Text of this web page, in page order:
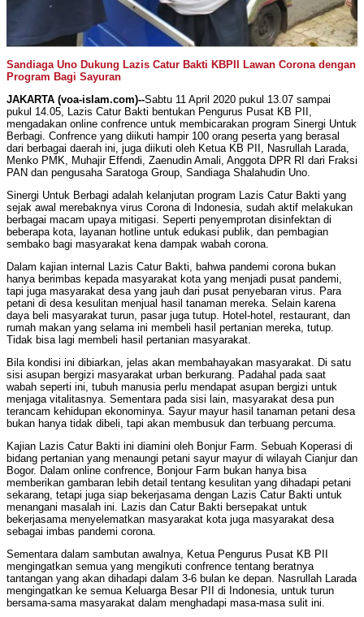
Sandiaga Uno Dukung Lazis Catur Bakti KBPII Lawan Corona dengan
Program Bagi Sayuran
JAKARTA (voa-islam.com)--Sabtu 11 April 2020 pukul 13.07 sampai
pukul 14.05, Lazis Catur Bakti bentukan Pengurus Pusat KB PII,
mengadakan online confrence untuk membicarakan program Sinergi Untuk
Berbagi. Confrence yang diikuti hampir 100 orang peserta yang berasal
dari berbagai daerah ini, juga diikuti oleh Ketua KB PII, Nasrullah Larada,
Menko PMK, Muhajir Effendi, Zaenudin Amali, Anggota DPR RI dari Fraksi
PAN dan pengusaha Saratoga Group, Sandiaga Shalahudin Uno.
Sinergi Untuk Berbagi adalah kelanjutan program Lazis Catur Bakti yang
sejak awal merebaknya virus Corona di Indonesia, sudah aktif melakukan
berbagai macam upaya mitigasi. Seperti penyemprotan disinfektan di
beberapa kota, layanan hotline untuk edukasi publik, dan pembagian
sembako bagi masyarakat kena dampak wabah corona.
Dalam kajian internal Lazis Catur Bakti, bahwa pandemi corona bukan
hanya berimbas kepada masyarakat kota yang menjadi pusat pandemi,
tapi juga masyarakat desa yang jauh dari pusat penyebaran virus. Para
petani di desa kesulitan menjual hasil tanaman mereka. Selain karena
daya beli masyarakat turun, pasar juga tutup. Hotel-hotel, restaurant, dan
rumah makan yang selama ini membeli hasil pertanian mereka, tutup.
Tidak bisa lagi membeli hasil pertanian masyarakat.
Bila kondisi ini dibiarkan, jelas akan membahayakan masyarakat. Di satu
sisi asupan bergizi masyarakat urban berkurang. Padahal pada saat
wabah seperti ini, tubuh manusia perlu mendapat asupan bergizi untuk
menjaga vitalitasnya. Sementara pada sisi lain, masyarakat desa pun
terancam kehidupan ekonominya. Sayur mayur hasil tanaman petani desa
bukan hanya tidak dibeli, tapi akan membusuk dan terbuang percuma.
Kajian Lazis Catur Bakti ini diamini oleh Bonjur Farm. Sebuah Koperasi di
bidang pertanian yang menaungi petani sayur mayur di wilayah Cianjur dan
Bogor. Dalam online confrence, Bonjour Farm bukan hanya bisa
memberikan gambaran lebih detail tentang kesulitan yang dihadapi petani
sekarang, tetapi juga siap bekerjasama dengan Lazis Catur Bakti untuk
menangani masalah ini. Lazis dan Catur Bakti bersepakat untuk
bekerjasama menyelematkan masyarakat kota juga masyarakat desa
sebagai imbas pandemi corona.
Sementara dalam sambutan awalnya, Ketua Pengurus Pusat KB PII
mengingatkan semua yang mengikuti confrence tentang beratnya
tantangan yang akan dihadapi dalam 3-6 bulan ke depan. Nasrullah Larada
mengingatkan ke semua Keluarga Besar PII di Indonesia, untuk turun
bersama-sama masyarakat dalam menghadapi masa-masa sulit ini.